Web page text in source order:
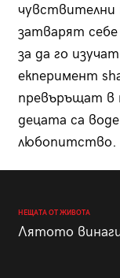
затварят
за да го
екперимент
превъръщат в
децата са
любопитство.
НЕЩАТА ОТ ЖИВОТА
Лятото